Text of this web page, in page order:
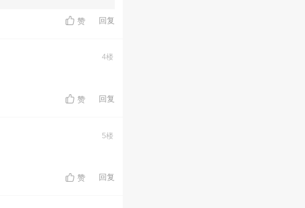
赞 回复
4楼
赞 回复
5楼
赞 回复